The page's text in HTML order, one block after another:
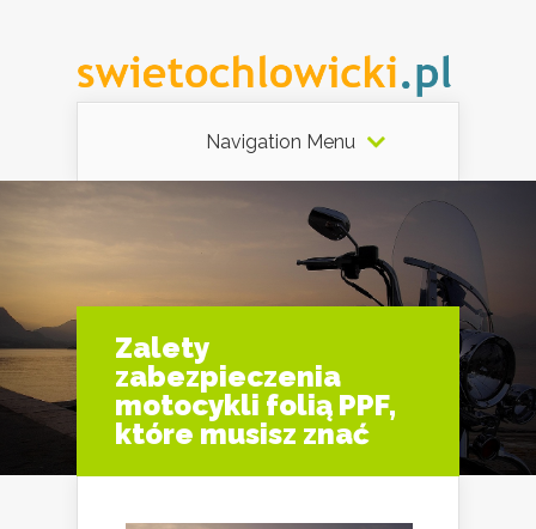
Navigation Menu
Zalety
zabezpieczenia
motocykli folią PPF,
które musisz znać